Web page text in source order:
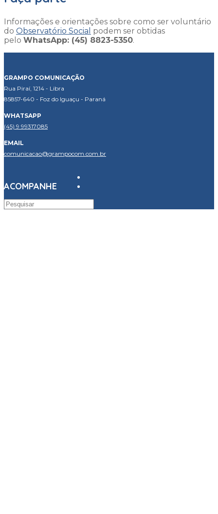
Informações e orientações sobre como ser voluntário
do Observatório Social podem ser obtidas
pelo WhatsApp: (45) 8823-5350.
GRAMPO COMUNICAÇÃO
Rua Piraí, 1214 - Libra
85857-640 - Foz do Iguaçu - Paraná
WHATSAPP
(45) 9 99317085
EMAIL
comunicacao@grampocom.com.br
ACOMPANHE